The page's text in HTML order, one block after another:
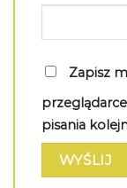
Zapisz
pisania